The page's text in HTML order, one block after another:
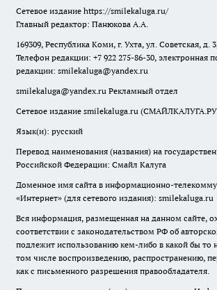
Сетевое издание https://smilekaluga.ru/
Главный редактор: Панюкова А.А.
169309, Республика Коми, г. Ухта, ул. Советская, д.
Телефон редакции: +7 922 275-86-30, электронная
редакции: smilekaluga@yandex.ru
smilekaluga@yandex.ru Рекламный отдел
Сетевое издание smilekaluga.ru
Язык(и): русский
Перевод наименования (названия) на
Российской Федерации: Смайл Калуга
Доменное имя сайта в информационно-
«Интернет» (для сетевого издания): smilekaluga.ru
Вся информация, размещенная на данном сайте,
соответствии с законодательством РФ об
подлежит использованию кем-либо в какой бы то
том числе воспроизведению, распространению,
как с письменного разрешения правообладателя.